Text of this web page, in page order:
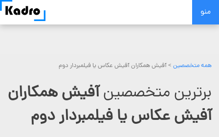
Skip
منو
همه متخصصین >آفیش همکاران آفیش عکاس یا فیلمبردار دوم
برترین متخصصینآفیش همکاران
آفیش عکاس یا فیلمبردار دوم